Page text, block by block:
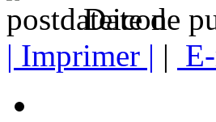
Date de
| Imprimer | |